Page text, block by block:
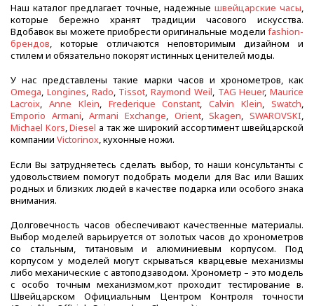
Наш каталог предлагает точные, надежные швейцарские часы,
которые бережно хранят традиции часового искусства.
Вдобавок вы можете приобрести оригинальные модели fashion-
брендов, которые отличаются неповторимым дизайном и
стилем и обязательно покорят истинных ценителей моды.
У нас представлены такие марки часов и хронометров, как
Omega, Longines, Rado, Tissot, Raymond Weil, TAG Heuer, Maurice
Lacroix, Anne Klein, Frederique Constant,Calvin Klein,Swatch,
Emporio Armani,Armani Exchange, Orient,Skagen,SWAROVSKI,
Michael Kors,Diesel а так же широкий ассортимент швейцарской
компании Victorinox, кухонные ножи.
Если Вы затрудняетесь сделать выбор, то наши консультанты с
удовольствием помогут подобрать модели для Вас или Ваших
родных и близких людей в качестве подарка или особого знака
внимания.
Долговечность часов обеспечивают качественные материалы.
Выбор моделей варьируется от золотых часов до хронометров
со стальным, титановым и алюминиевым корпусом. Под
корпусом у моделей могут скрываться кварцевые механизмы
либо механические с автоподзаводом. Хронометр – это модель
с особо точным механизмом,кот проходит тестирование в.
Швейцарском Официальным Центром Контроля точности